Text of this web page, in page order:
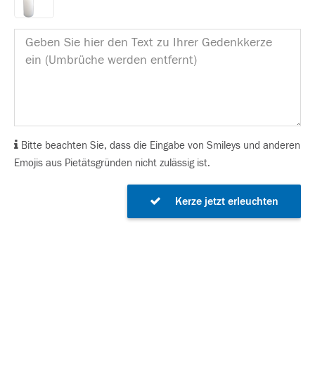
Bitte beachten Sie, dass die Eingabe von Smileys und anderen
Emojis aus Pietätsgründen nicht zulässig ist.
Kerze jetzt erleuchten